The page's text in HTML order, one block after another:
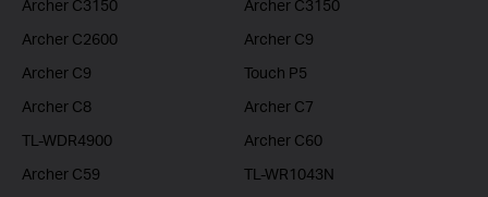
Archer C3150
Archer C3150
Archer C2600
Archer C9
Archer C9
Touch P5
Archer C8
Archer C7
TL-WDR4900
Archer C60
Archer C59
TL-WR1043N